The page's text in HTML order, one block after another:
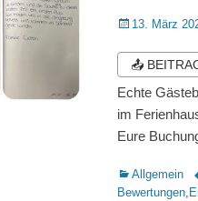
Veröffentlicht
13. März
📤
Echte
im
Eure
Kategorien
Allgemein
Bewertungen,